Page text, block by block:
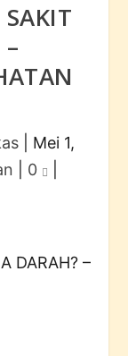
Mei 1,
0